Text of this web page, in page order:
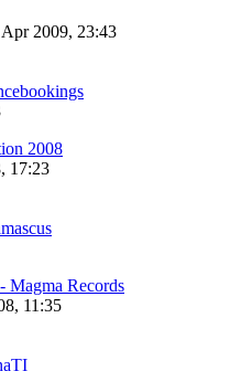
2009, 23:43
2008
17:23
Magma Records
11:35